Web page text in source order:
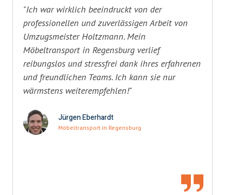
"Ich war wirklich beeindruckt von der
professionellen und zuverlässigen Arbeit von
Umzugsmeister Holtzmann. Mein
Möbeltransport in Regensburg verlief
reibungslos und stressfrei dank ihres erfahrenen
und freundlichen Teams. Ich kann sie nur
wärmstens weiterempfehlen!"
Jürgen Eberhardt
Möbeltransport in Regensburg